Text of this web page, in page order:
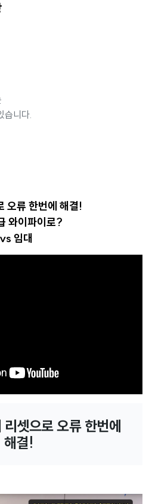
습니다.
오류 한번에 해결!
와이파이로?
임대
셋으로 오류 한번에
해결!